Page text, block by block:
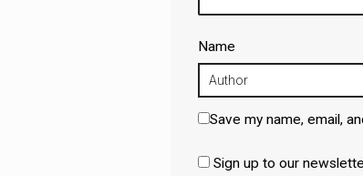
Name
Save my name, email,
Sign up to our